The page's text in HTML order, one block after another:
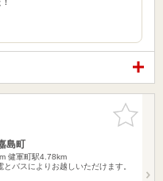
お気に入
りに追加
島町
健軍町駅4.78km
バスによりお越しいただけます。